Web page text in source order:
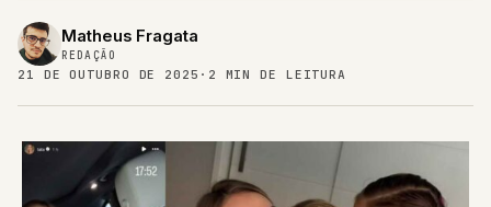
Matheus Fragata
REDAÇÃO
21 DE OUTUBRO DE 2025 · 2 MIN DE LEITURA